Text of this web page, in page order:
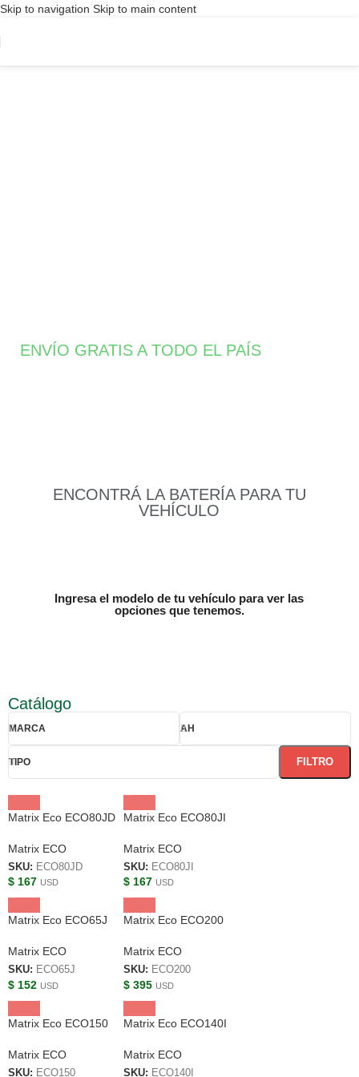
Skip to navigation Skip to main content
ENVÍO GRATIS A TODO EL PAÍS
ENCONTRÁ LA BATERÍA PARA TU
VEHÍCULO
Ingresa el modelo de tu vehículo para ver las
opciones que tenemos.
Catálogo
MARCA AH
TIPO FILTRO
Matrix Eco ECO80JD
Matrix ECO
SKU: ECO80JD
$ 167 USD
Matrix Eco ECO80JI
Matrix ECO
SKU: ECO80JI
$ 167 USD
Matrix Eco ECO65J
Matrix ECO
SKU: ECO65J
$ 152 USD
Matrix Eco ECO200
Matrix ECO
SKU: ECO200
$ 395 USD
Matrix Eco ECO150
Matrix ECO
SKU: ECO150
Matrix Eco ECO140I
Matrix ECO
SKU: ECO140I